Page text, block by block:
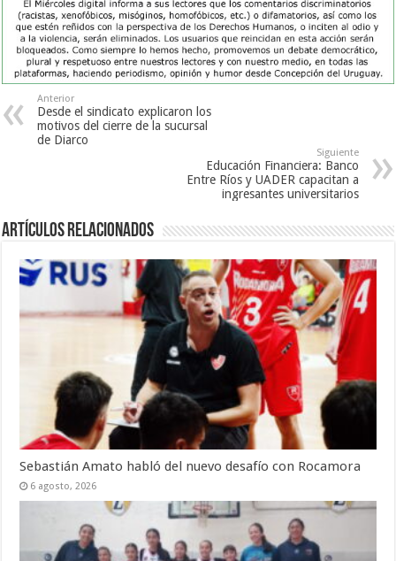
Anterior
Desde el sindicato explicaron los
motivos del cierre de la sucursal
de Diarco
Siguiente
Educación Financiera: Banco
Entre Ríos y UADER capacitan a
ingresantes universitarios
Artículos Relacionados
Sebastián Amato habló del nuevo desafío con Rocamora
6 agosto, 2026